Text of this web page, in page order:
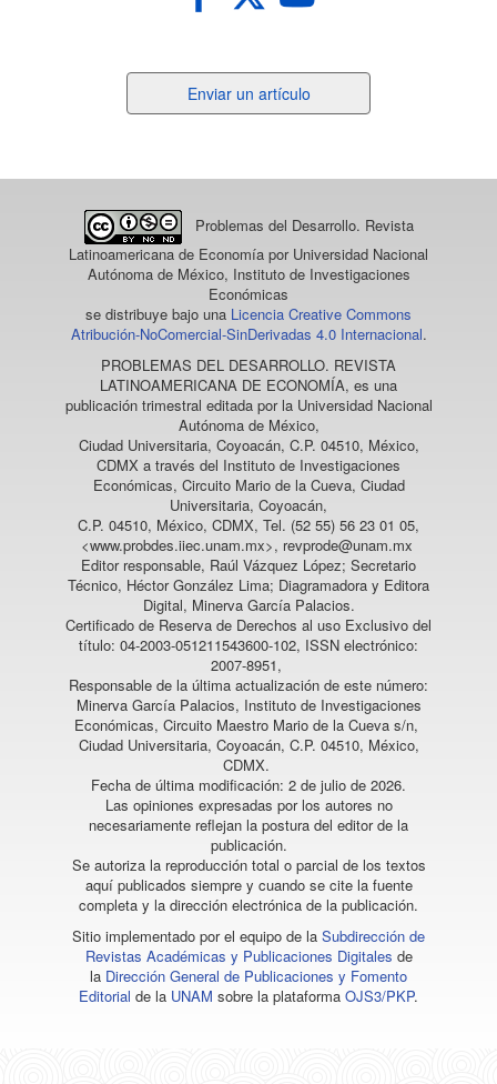
un
Enviar un artículo
Problemas del Desarrollo. Revista
Latinoamericana de Economía por Universidad Nacional
Autónoma de México, Instituto de Investigaciones
Económicas
se distribuye bajo una Licencia Creative Commons
Atribución-NoComercial-SinDerivadas 4.0 Internacional.
PROBLEMAS DEL DESARROLLO. REVISTA
LATINOAMERICANA DE ECONOMÍA, es una
publicación trimestral editada por la Universidad Nacional
Autónoma de México,
Ciudad Universitaria, Coyoacán, C.P. 04510, México,
CDMX a través del Instituto de Investigaciones
Económicas, Circuito Mario de la Cueva, Ciudad
Universitaria, Coyoacán,
C.P. 04510, México, CDMX, Tel. (52 55) 56 23 01 05,
<www.probdes.iiec.unam.mx>, revprode@unam.mx
Editor responsable, Raúl Vázquez López; Secretario
Técnico, Héctor González Lima; Diagramadora y Editora
Digital, Minerva García Palacios.
Certificado de Reserva de Derechos al uso Exclusivo del
título: 04-2003-051211543600-102, ISSN electrónico:
2007-8951,
Responsable de la última actualización de este número:
Minerva García Palacios, Instituto de Investigaciones
Económicas, Circuito Maestro Mario de la Cueva s/n,
Ciudad Universitaria, Coyoacán, C.P. 04510, México,
CDMX.
Fecha de última modificación: 2 de julio de 2026.
Las opiniones expresadas por los autores no
necesariamente reflejan la postura del editor de la
publicación.
Se autoriza la reproducción total o parcial de los textos
aquí publicados siempre y cuando se cite la fuente
completa y la dirección electrónica de la publicación.
Sitio implementado por el equipo de la Subdirección de
Revistas Académicas y Publicaciones Digitales de
la Dirección General de Publicaciones y Fomento
Editorial de la UNAM sobre la plataforma OJS3/PKP.